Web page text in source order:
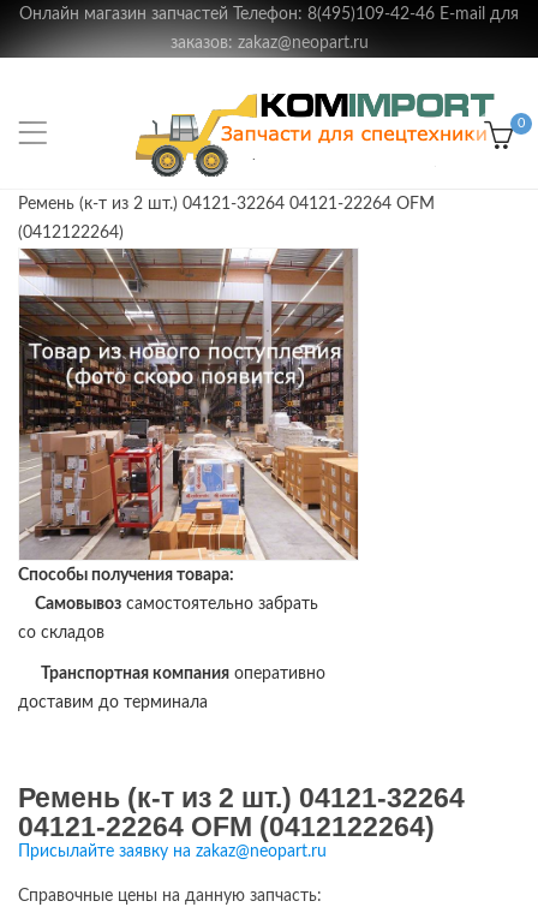
Онлайн магазин запчастей Телефон: 8(495)109-42-46 E-mail для
заказов: zakaz@neopart.ru
0
Ремень (к-т из 2 шт.) 04121-32264 04121-22264 OFM
(0412122264)
Способы получения товара:
Самовывоз самостоятельно забрать
со складов
Транспортная компания оперативно
доставим до терминала
Ремень (к-т из 2 шт.) 04121-32264
04121-22264 OFM (0412122264)
Присылайте заявку на zakaz@neopart.ru
Справочные цены на данную запчасть: